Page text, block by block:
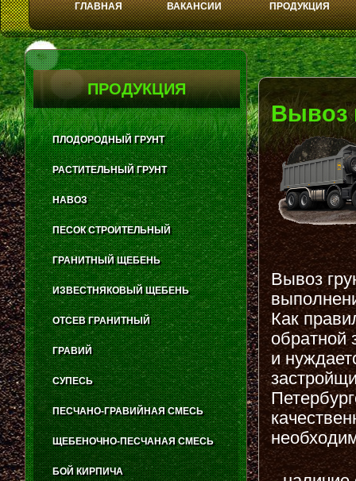
ГЛАВНАЯ ВАКАНСИИ ПРОДУКЦИЯ
Play
Stop
Вывоз
Вывоз
Как
обратной
и
ПРОДУКЦИЯ
ПЛОДОРОДНЫЙ ГРУНТ
РАСТИТЕЛЬНЫЙ ГРУНТ
НАВОЗ
ПЕСОК СТРОИТЕЛЬНЫЙ
ГРАНИТНЫЙ ЩЕБЕНЬ
ИЗВЕСТНЯКОВЫЙ ЩЕБЕНЬ
ОТСЕВ ГРАНИТНЫЙ
ГРАВИЙ
СУПЕСЬ
ПЕСЧАНО-ГРАВИЙНАЯ СМЕСЬ
ЩЕБЕНОЧНО-ПЕСЧАНАЯ СМЕСЬ
БОЙ КИРПИЧА